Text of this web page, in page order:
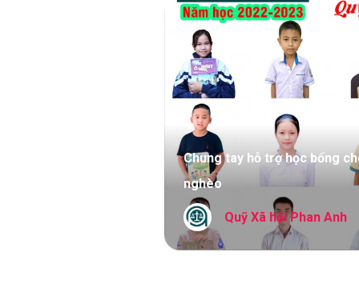
Chung tay hỗ trợ học bổng
nghèo
Quỹ Xã hội Phan Anh